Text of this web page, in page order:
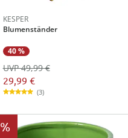
KESPER
Blumenständer
40 %
29,99 €
UVP 49,99 €
(3)
%